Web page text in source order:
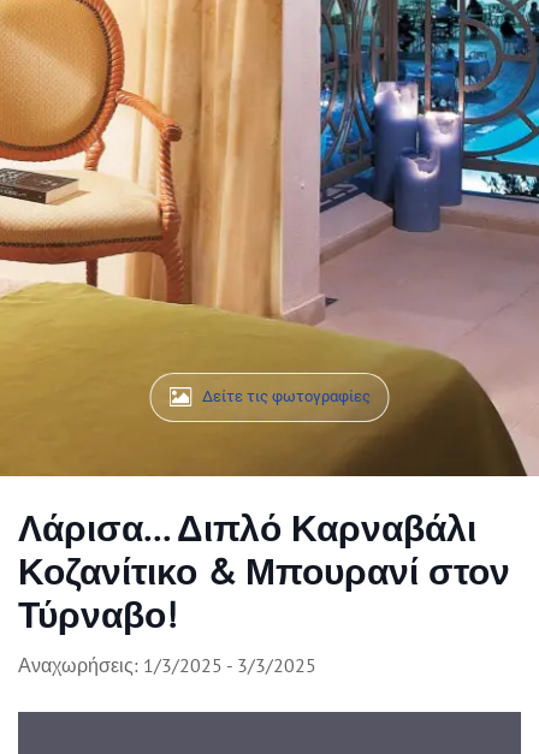
Λάρισα... Διπλό Καρναβάλι
Κοζανίτικο & Μπουρανί στον
Τύρναβο!
Αναχωρήσεις: 1/3/2025 - 3/3/2025